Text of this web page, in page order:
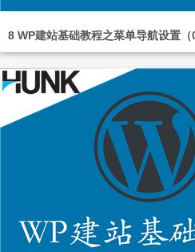
8 WP建站基础教程之菜单导航设置（